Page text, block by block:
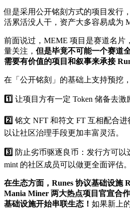
但是采用公开铭刻方式的项目发行
活累活没人干，资产大多容易成为
前面说过，MEME 项目是赛道名片
量关注， 但是毕竟不可能一个赛道
需要有价值的项目和叙事来承接
在「公开铭刻」的基础上支持预挖
1️⃣ 让项目方有一定 Token 储备去激
2️⃣ 铭文 NFT 和符文 FT 互相配合
以让社区治理手段更加丰富灵活。
3️⃣ 防止劣币驱逐良币：发行方可
mint 的社区成员可以做更全面评估。
在生态方面，Runes 协议基础设施
Mania Miner 两大热点项目官宣合
基础设施开始串联生态！ 如果新上